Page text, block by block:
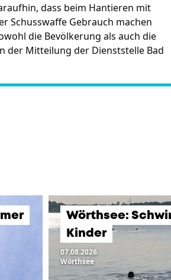
dass beim Hantieren mit
Schusswaffe Gebrauch machen
die Bevölkerung als auch die
der Mitteilung der Dienststelle Bad
Wörthsee:
Kinder
07.08.2026
Wörthsee